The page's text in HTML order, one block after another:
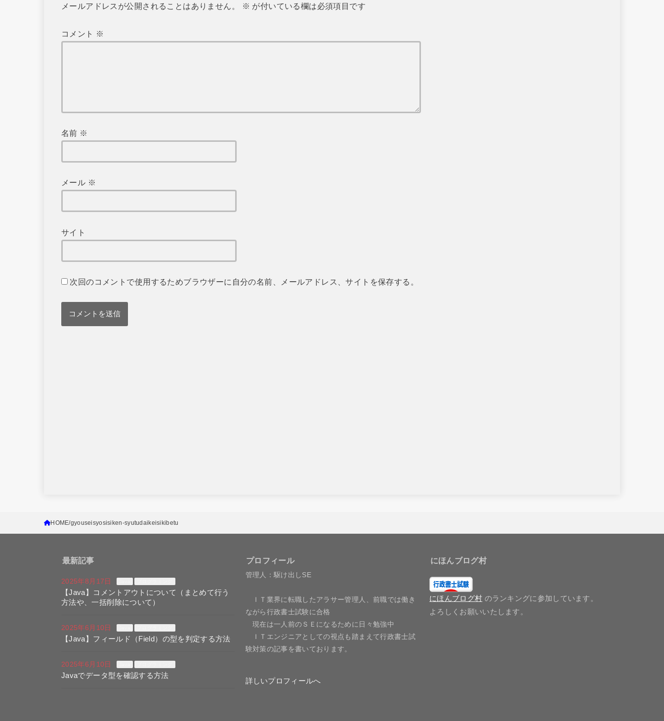
メールアドレスが公開されることはありません。 ※ が付いている欄は必須項目です
コメント ※
名前 ※
メール ※
サイト
次回のコメントで使用するためブラウザーに自分の名前、メールアドレス、サイトを保存する。
HOME gyouseisyosisiken-syutudaikeisikibetu
最新記事
2025年8月17日
【Java】コメントアウトについて（まとめて行う
方法や、一括削除について）
2025年6月10日
【Java】フィールド（Field）の型を判定する方法
2025年6月10日
Javaでデータ型を確認する方法
プロフィール
管理人：駆け出しSE
ＩＴ業界に転職したアラサー管理人、前職では働き
ながら行政書士試験に合格
現在は一人前のＳＥになるために日々勉強中
ＩＴエンジニアとしての視点も踏まえて行政書士試
験対策の記事を書いております。
詳しいプロフィールへ
にほんブログ村
にほんブログ村 のランキングに参加しています。
よろしくお願いいたします。